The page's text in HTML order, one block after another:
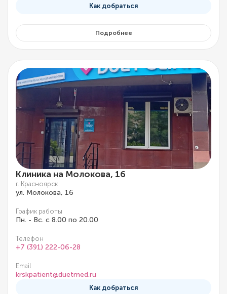
Как добраться
Подробнее
Клиника на Молокова, 16
г. Красноярск
ул. Молокова, 16
График работы
Пн. - Вс. с 8.00 по 20.00
Телефон
+7 (391) 222-06-28
Email
krskpatient@duetmed.ru
Как добраться